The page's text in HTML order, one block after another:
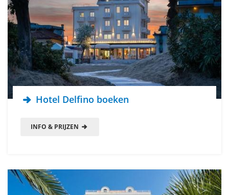
Hotel Delfino boeken
INFO & PRIJZEN